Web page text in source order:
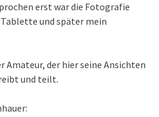
erst war die Fotografie
und später mein
der hier seine Ansichten
und teilt.